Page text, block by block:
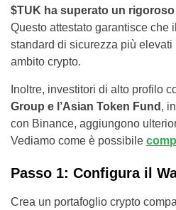
$TUK ha superato un
Questo attestato garantisce che
standard di sicurezza più
ambito crypto.
Inoltre, investitori di alto profilo
Group e l’Asian Token Fund ,
con Binance, aggiungono
Vediamo come è possibile
Passo 1: Configura il
Crea un portafoglio crypto